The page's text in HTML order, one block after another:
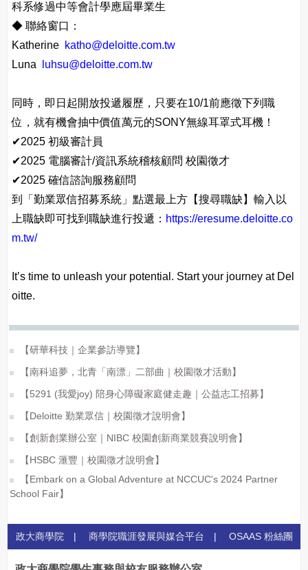
科系修過中等會計學應屆畢業生
◆ 聯絡窗口：
Katherine katho@deloitte.com.tw
Luna
luhsu@deloitte.com.tw
同時，即日起開放投遞履歷，只要在10/1前應徵下列職
位，就有機會抽中價值萬元的SONY無線耳罩式耳機！
✔2025 初級審計員
✔2025 電腦審計/資訊系統稽核顧問 校園徵才
✔2025 確信諮詢服務顧問
到「勤業眾信招募系統」點選最上方【搜尋職缺】輸入以
上職缺即可找到職缺進行投遞： https://eresume.deloitte.co
m.tw/
It’s time to unleash your potential. Start your journey at Del
oitte.
【研華科技｜企業參訪導覽】
【南科追夢，北青「南漂」二部曲｜校園徵才活動】
【5291 (我愛joy) 陪身心障礙家庭健走趣｜公益志工招募】
【Deloitte 勤業眾信｜校園徵才說明會】
【創新創業辦公室｜NIBC 校園創新商業競賽說明會】
【HSBC 滙豐｜校園徵才說明會】
【Embark on a Global Adventure at NCCUC's 2024 Partner
School Fair】
政大商學院 | 商學院職涯發展與媒合平台 | OSAAS 粉絲團